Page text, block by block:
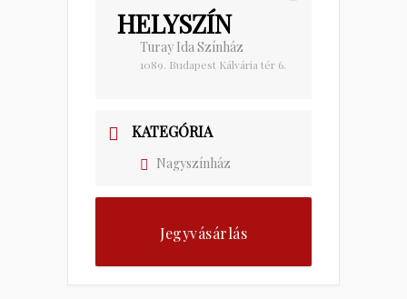
HELYSZÍN
Turay Ida Színház
1089. Budapest Kálvária tér 6.
KATEGÓRIA
Nagyszínház
Jegyvásárlás